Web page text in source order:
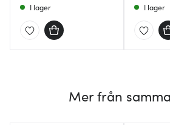
I lager I lager
Mer från